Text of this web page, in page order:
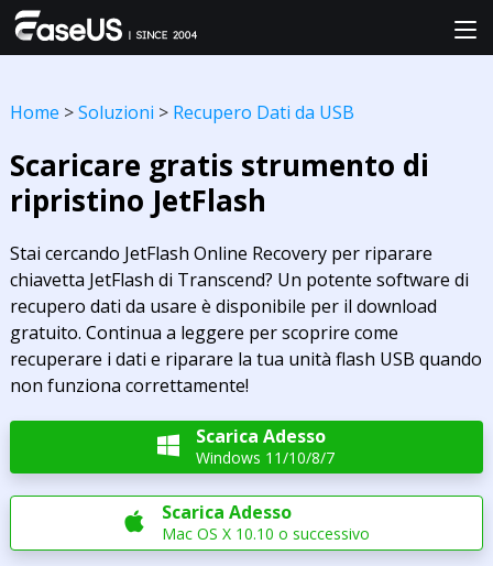
Home >Soluzioni > Recupero Dati da USB
Scaricare gratis strumento di
ripristino JetFlash
Stai cercando JetFlash Online Recovery per riparare
chiavetta JetFlash di Transcend? Un potente software di
recupero dati da usare è disponibile per il download
gratuito. Continua a leggere per scoprire come
recuperare i dati e riparare la tua unità flash USB quando
non funziona correttamente!
 Scarica Adesso
Windows 11/10/8/7
 Scarica Adesso
Mac OS X 10.10 o successivo